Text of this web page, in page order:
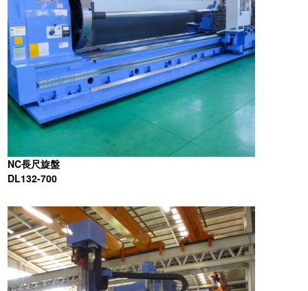
NC長尺旋盤
DL132-700